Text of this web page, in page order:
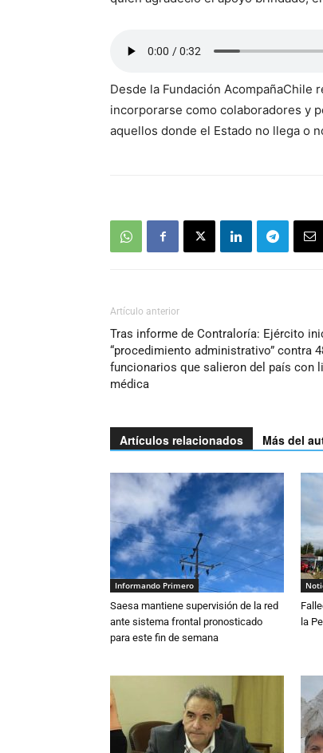
Desde la Fundación
incorporarse como colaboradores y
aquellos donde el Estado no llega o
Artículo anterior
Tras informe de Contraloría: Ejército
“procedimiento administrativo” contra
funcionarios que salieron del país con
médica
Artículos relacionados Más del
Informando Primero
Saesa mantiene supervisión de la red
ante sistema frontal pronosticado
para este fin de semana
la